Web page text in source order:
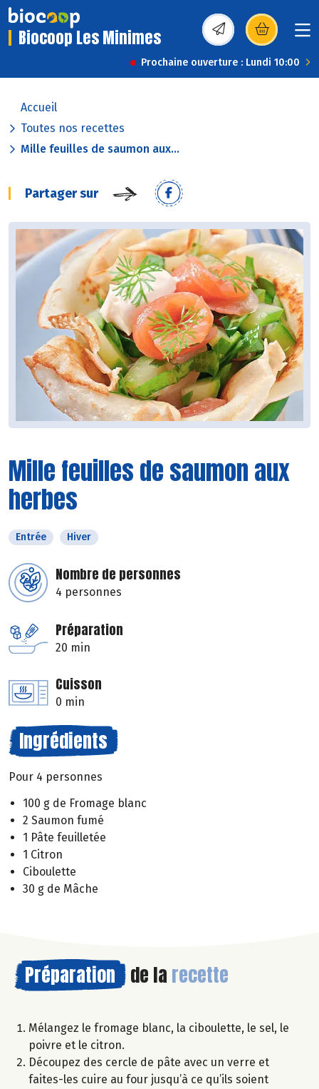
Biocoop Les Minimes (s’ouvre dans une
Prochaine ouverture : Lundi 10:00
Accueil
Toutes nos recettes
Mille feuilles de saumon aux...
Partager sur
Mille feuilles de saumon aux
herbes
Entrée Hiver
Nombre de personnes
4 personnes
Préparation
20 min
Cuisson
0 min
Ingrédients
Pour 4 personnes
100 g de Fromage blanc
2 Saumon fumé
1 Pâte feuilletée
1 Citron
Ciboulette
30 g de Mâche
Préparation de la recette
Mélangez le fromage blanc, la ciboulette, le sel, le
poivre et le citron.
Découpez des cercle de pâte avec un verre et
faites-les cuire au four jusqu’à ce qu’ils soient